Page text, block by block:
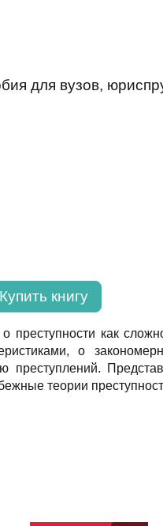
для вузов,
Купить книгу
преступности как
о
преступлений.
теории